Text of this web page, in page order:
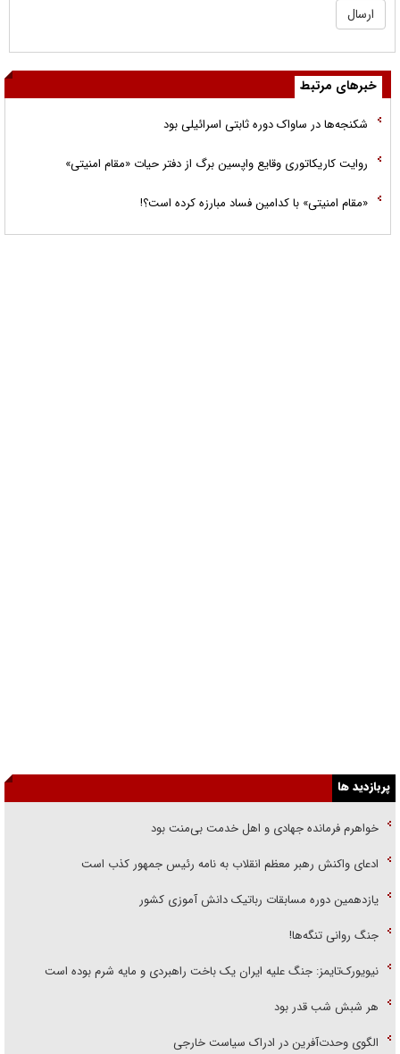
خبرهای مرتبط
شکنجه‌ها در ساواک دوره ثابتی اسرائیلی بود
روایت کاریکاتوری وقایع واپسین برگ از دفتر حیات «مقام امنیتی»
«مقام امنیتی» با کدامین فساد مبارزه کرده است؟!
پربازدید ها
خواهرم فرمانده جهادی و اهل خدمت بی‌منت بود
ادعای واکنش رهبر معظم انقلاب به نامه رئیس جمهور کذب است
یازدهمین دوره مسابقات رباتیک دانش آموزی کشور
جنگ روانی تنگه‌ها!
نیویورک‌تایمز: جنگ علیه ایران یک باخت راهبردی و مایه شرم بوده است
هر شبش شب قدر بود
الگوی وحدت‌آفرین در ادراک سیاست خارجی